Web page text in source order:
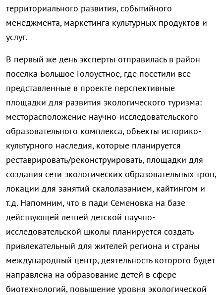
территориального развития, событийного
менеджмента, маркетинга культурных продуктов и
услуг.
В первый же день эксперты отправилась в район
поселка Большое Голоустное, где посетили все
представленные в проекте перспективные
площадки для развития экологического туризма:
месторасположение научно-исследовательского
образовательного комплекса, объекты историко-
культурного наследия, которые планируется
реставрировать/реконструировать, площадки для
создания сети экологических образовательных троп,
локации для занятий скалолазанием, кайтингом и
т.д. Напомним, что в пади Семеновка на базе
действующей летней детской научно-
исследовательской школы планируется создать
привлекательный для жителей региона и страны
международный центр, деятельность которого будет
направлена на образование детей в сфере
биотехнологий, повышение уровня экологической